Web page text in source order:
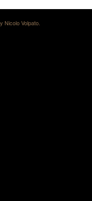
Nicolo Volpato.